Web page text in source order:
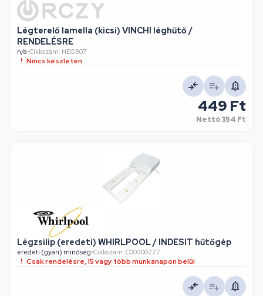
Légterelő lamella (kicsi) VINCHI léghűtő /
RENDELÉSRE
n/a•Cikkszám: HEG807
Nincs készleten
449 Ft
Nettó354 Ft
Légzsilip (eredeti) WHIRLPOOL / INDESIT hűtőgép
eredeti (gyári) minőség•Cikkszám: C00300277
Csak rendelésre, 15 vagy több munkanapon belül